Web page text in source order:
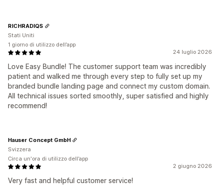
24 luglio 2026
Love Easy Bundle! The customer support team was incredibly
patient and walked me through every step to fully set up my
branded bundle landing page and connect my custom domain.
All technical issues sorted smoothly, super satisfied and highly
recommend!
RICHRADIQS
Stati Uniti
1 giorno di utilizzo dell’app
2 giugno 2026
Very fast and helpful customer service!
Hauser Concept GmbH
Svizzera
Circa un'ora di utilizzo dell’app